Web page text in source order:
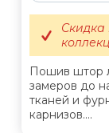
Пошив штор
замеров до
тканей и
карнизов....
Скидка